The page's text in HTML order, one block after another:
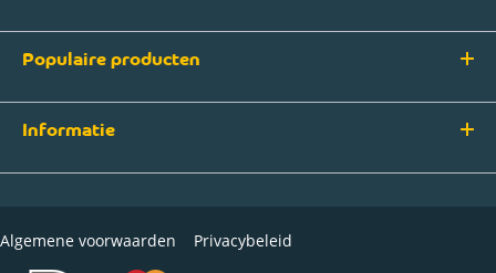
Populaire producten
Informatie
Algemene voorwaarden Privacybeleid